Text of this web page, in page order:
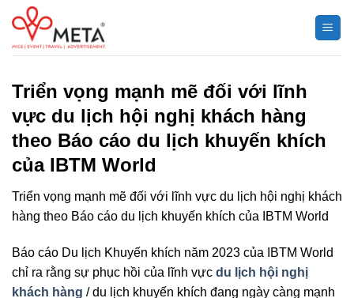
Chuyển
đến
nội
Triển vọng mạnh mẽ đối với lĩnh
vực du lịch hội nghị khách hàng
theo Báo cáo du lịch khuyến khích
của IBTM World
Triển vọng mạnh mẽ đối với lĩnh vực du lịch hội nghị khách
hàng theo Báo cáo du lịch khuyến khích của IBTM World
Báo cáo Du lịch Khuyến khích năm 2023 của IBTM World
chỉ ra rằng sự phục hồi của lĩnh vực du lịch hội nghị
khách hàng / du lịch khuyến khích đang ngày càng mạnh